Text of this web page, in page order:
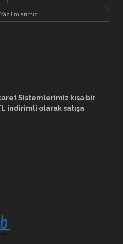
Sistemlerimiz kısa bir
indirimli olarak satışa